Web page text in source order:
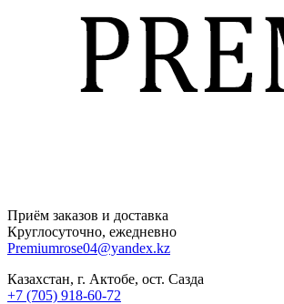
Приём заказов и доставка
Круглосуточно, ежедневно
Premiumrose04@yandex.kz
Казахстан, г. Актобе, ост. Сазда
+7 (705) 918-60-72